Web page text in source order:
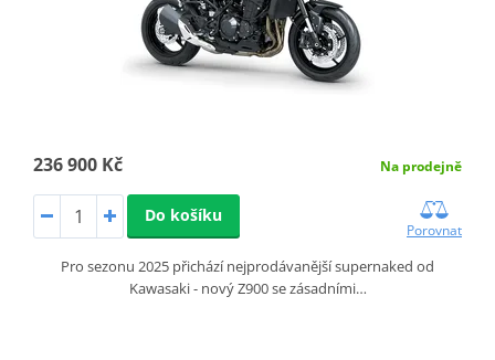
236 900 Kč Na prodejně
Do košíku
Porovnat
Pro sezonu 2025 přichází nejprodávanější supernaked od
Kawasaki - nový Z900 se zásadními…